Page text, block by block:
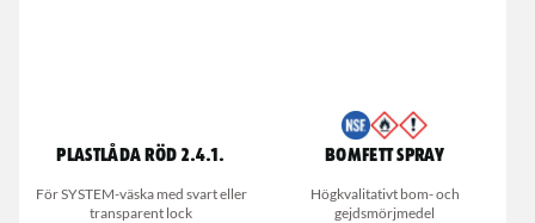
Plastlåda röd 2.4.1.
För SYSTEM-väska med svart eller
transparent lock
Bomfett spray
Högkvalitativt bom- och
gejdsmörjmedel